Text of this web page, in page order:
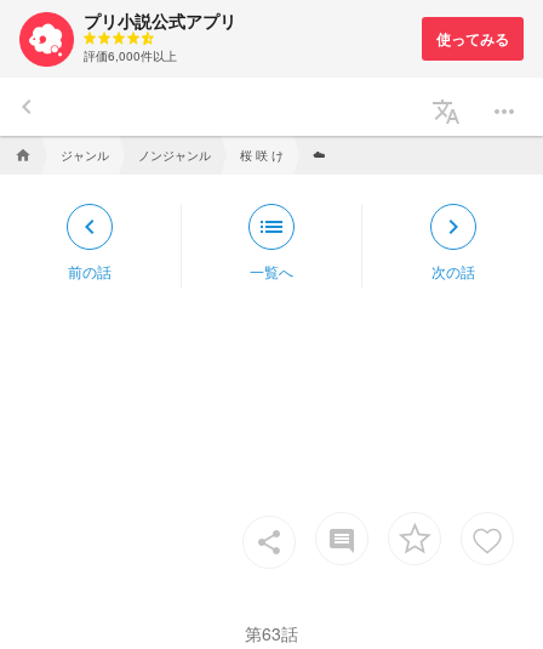
プリ小説公式アプリ
評価6,000件以上
keyboard_arrow_left translate more_horiz
home ジャンル ノンジャンル 桜 咲 け ☁️
keyboard_arrow_left
前の話
list
一覧へ
keyboard_arrow_right
次の話
share insert_comment
第63話